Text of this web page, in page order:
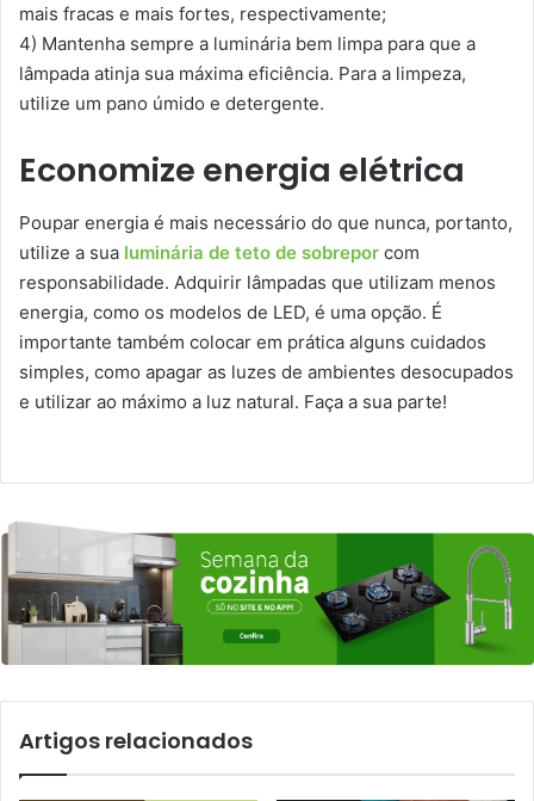
mais fracas e mais fortes, respectivamente;
4) Mantenha sempre a luminária bem limpa para que a
lâmpada atinja sua máxima eficiência. Para a limpeza,
utilize um pano úmido e detergente.
Economize energia elétrica
Poupar energia é mais necessário do que nunca, portanto,
utilize a sua luminária de teto de sobrepor com
responsabilidade. Adquirir lâmpadas que utilizam menos
energia, como os modelos de LED, é uma opção. É
importante também colocar em prática alguns cuidados
simples, como apagar as luzes de ambientes desocupados
e utilizar ao máximo a luz natural. Faça a sua parte!
Artigos relacionados